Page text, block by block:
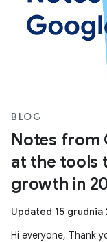
BLOG
Notes from
at the tools
growth in
Updated 15 grudnia
Hi everyone, Thank